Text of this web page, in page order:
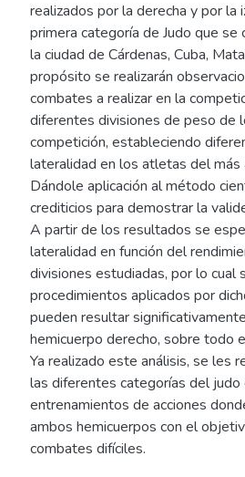
realizados por la derecha y por la
primera categoría de Judo que
la ciudad de Cárdenas, Cuba,
propósito se realizarán
combates a realizar en la
diferentes divisiones de peso de
competición, estableciendo
lateralidad en los atletas del
Dándole aplicación al método
crediticios para demostrar la
A partir de los resultados se
lateralidad en función del
divisiones estudiadas, por lo
procedimientos aplicados por
pueden resultar
hemicuerpo derecho, sobre todo
Ya realizado este análisis, se les
las diferentes categorías del judo
entrenamientos de acciones
ambos hemicuerpos con el
combates difíciles.